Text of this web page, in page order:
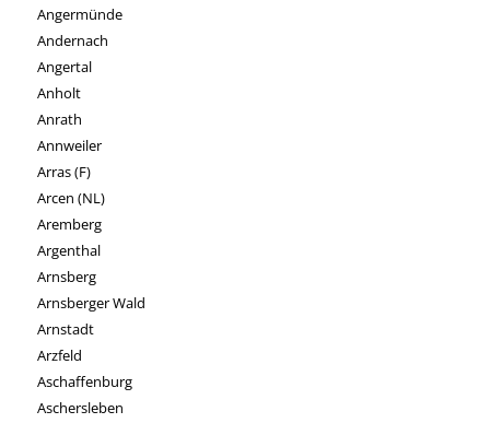
Angermünde
Andernach
Angertal
Anholt
Anrath
Annweiler
Arras (F)
Arcen (NL)
Aremberg
Argenthal
Arnsberg
Arnsberger Wald
Arnstadt
Arzfeld
Aschaffenburg
Aschersleben